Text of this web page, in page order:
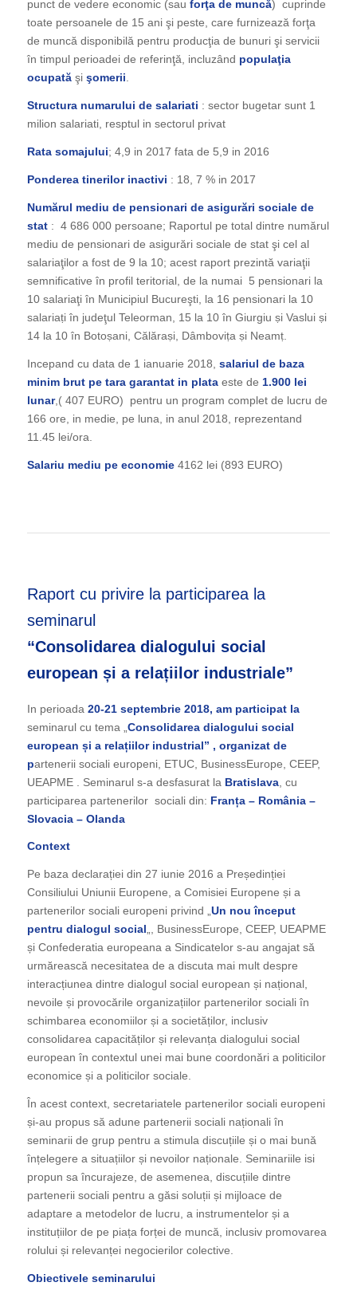
punct de vedere economic (sau forţa de muncă) cuprinde
toate persoanele de 15 ani şi peste, care furnizează forţa
de muncă disponibilă pentru producţia de bunuri şi servicii
în timpul perioadei de referinţă, incluzând populaţia
ocupatăşi şomerii.
Structura numarului de salariati : sector bugetar sunt 1
milion salariati, resptul in sectorul privat
Rata somajului; 4,9 in 2017 fata de 5,9 in 2016
Ponderea tinerilor inactivi : 18, 7 % in 2017
Numărul mediu de pensionari de asigurări sociale de
stat: 4 686 000 persoane; Raportul pe total dintre numărul
mediu de pensionari de asigurări sociale de stat şi cel al
salariaţilor a fost de 9 la 10; acest raport prezintă variaţii
semnificative în profil teritorial, de la numai 5 pensionari la
10 salariaţi în Municipiul Bucureşti, la 16 pensionari la 10
salariaṭi în judeţul Teleorman, 15 la 10 în Giurgiu ṣi Vaslui ṣi
14 la 10 în Botoṣani, Călăraṣi, Dâmboviṭa ṣi Neamṭ.
Incepand cu data de 1 ianuarie 2018, salariul de baza
minim brut pe tara garantat in plataeste de 1.900 lei
lunar,( 407 EURO) pentru un program complet de lucru de
166 ore, in medie, pe luna, in anul 2018, reprezentand
11.45 lei/ora.
Salariu mediu pe economie4162 lei (893 EURO)
Raport cu privire la participarea la
seminarul
“Consolidarea dialogului social
european și a relațiilor industriale”
In perioada 20-21 septembrie 2018, am participat la
seminarul cu tema „ Consolidarea dialogului social
european și a relațiilor industrial” , organizat de
partenerii sociali europeni, ETUC, BusinessEurope, CEEP,
UEAPME . Seminarul s-a desfasurat la Bratislava, cu
participarea partenerilor sociali din: Franța – România –
Slovacia – Olanda
Context
Pe baza declarației din 27 iunie 2016 a Președinției
Consiliului Uniunii Europene, a Comisiei Europene și a
partenerilor sociali europeni privind „Un nou început
pentru dialogul social„, BusinessEurope, CEEP, UEAPME
și Confederatia europeana a Sindicatelor s-au angajat să
urmărească necesitatea de a discuta mai mult despre
interacțiunea dintre dialogul social european și național,
nevoile și provocările organizațiilor partenerilor sociali în
schimbarea economiilor și a societăților, inclusiv
consolidarea capacităților și relevanța dialogului social
european în contextul unei mai bune coordonări a politicilor
economice și a politicilor sociale.
În acest context, secretariatele partenerilor sociali europeni
și-au propus să adune partenerii sociali naționali în
seminarii de grup pentru a stimula discuțiile și o mai bună
înțelegere a situațiilor și nevoilor naționale. Seminariile isi
propun sa încurajeze, de asemenea, discuțiile dintre
partenerii sociali pentru a găsi soluții și mijloace de
adaptare a metodelor de lucru, a instrumentelor și a
instituțiilor de pe piața forței de muncă, inclusiv promovarea
rolului și relevanței negocierilor colective.
Obiectivele seminarului